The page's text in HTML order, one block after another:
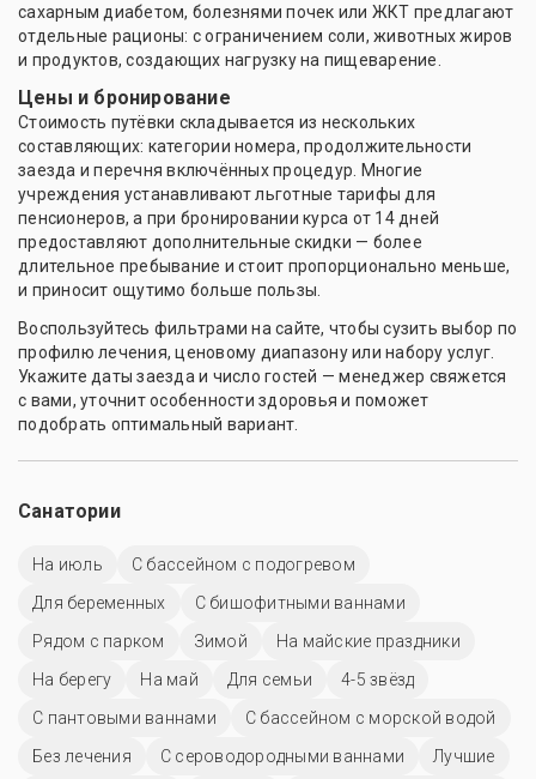
сахарным диабетом, болезнями почек или ЖКТ предлагают
отдельные рационы: с ограничением соли, животных жиров
и продуктов, создающих нагрузку на пищеварение.
Цены и бронирование
Стоимость путёвки складывается из нескольких
составляющих: категории номера, продолжительности
заезда и перечня включённых процедур. Многие
учреждения устанавливают льготные тарифы для
пенсионеров, а при бронировании курса от 14 дней
предоставляют дополнительные скидки — более
длительное пребывание и стоит пропорционально меньше,
и приносит ощутимо больше пользы.
Воспользуйтесь фильтрами на сайте, чтобы сузить выбор по
профилю лечения, ценовому диапазону или набору услуг.
Укажите даты заезда и число гостей — менеджер свяжется
с вами, уточнит особенности здоровья и поможет
подобрать оптимальный вариант.
Санатории
На июль
С бассейном с подогревом
Для беременных
С бишофитными ваннами
Рядом с парком
Зимой
На майские праздники
На берегу
На май Для семьи
4-5 звёзд
С пантовыми ваннами
С бассейном с морской водой
Без лечения
С сероводородными ваннами Лучшие